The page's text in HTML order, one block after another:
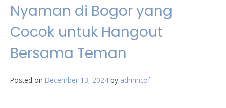
Nyaman di Bogor yang
Cocok untuk Hangout
Bersama Teman
Posted on December 13, 2024 by admincof